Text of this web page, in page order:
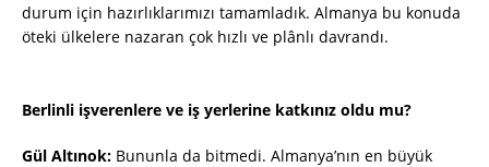
durum için hazırlıklarımızı tamamladık. Almanya bu konuda
öteki ülkelere nazaran çok hızlı ve plânlı davrandı.
Berlinli işverenlere ve iş yerlerine katkınız oldu mu?
Gül Altınok: Bununla da bitmedi. Almanya’nın en büyük